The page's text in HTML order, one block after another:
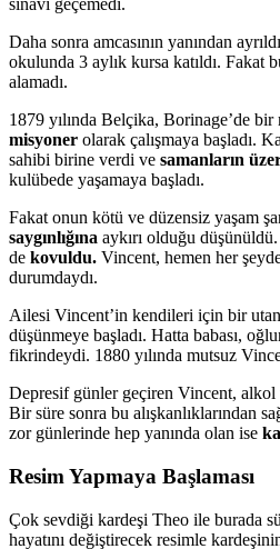
sınavı geçemedi.
Daha sonra amcasının yanından
okulunda 3 aylık kursa katıldı. Fakat
alamadı.
1879 yılında Belçika, Borinage’de
misyoner olarak çalışmaya başladı.
sahibi birine verdi ve samanların
kulübede yaşamaya başladı.
Fakat onun kötü ve düzensiz yaşam
saygınlığına aykırı olduğu
de kovuldu. Vincent, hemen her
durumdaydı.
Ailesi Vincent’in kendileri için bir
düşünmeye başladı. Hatta babası,
fikrindeydi. 1880 yılında mutsuz
Depresif günler geçiren Vincent, alkol
Bir süre sonra bu alışkanlıklarından
zor günlerinde hep yanında olan ise
Resim Yapmaya Başlaması
Çok sevdiği kardeşi Theo ile burada
hayatını değiştirecek resimle